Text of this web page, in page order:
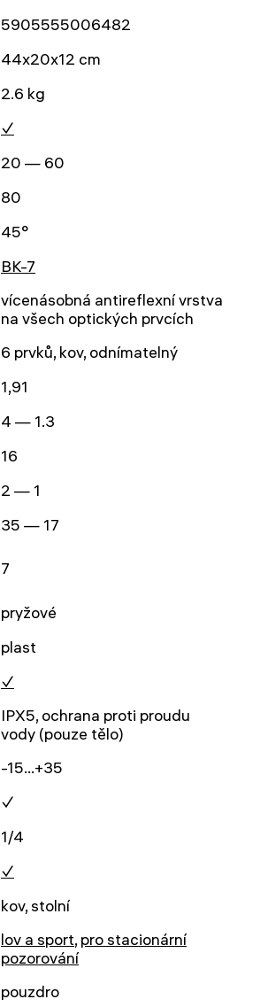
5905555006482
44x20x12 cm
2.6 kg
✓
20 — 60
80
45°
BK-7
vícenásobná antireflexní vrstva
na všech optických prvcích
6 prvků, kov, odnímatelný
1,91
4 — 1.3
16
2 — 1
35 — 17
7
pryžové
plast
✓
IPX5, ochrana proti proudu
vody (pouze tělo)
-15...+35
✓
1/4
✓
kov, stolní
lov a sport, pro stacionární
pozorování
pouzdro